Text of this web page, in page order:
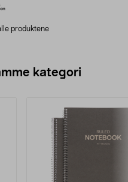
produktene
kategori